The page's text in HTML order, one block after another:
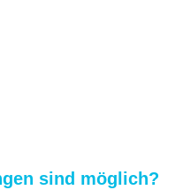
sind möglich?